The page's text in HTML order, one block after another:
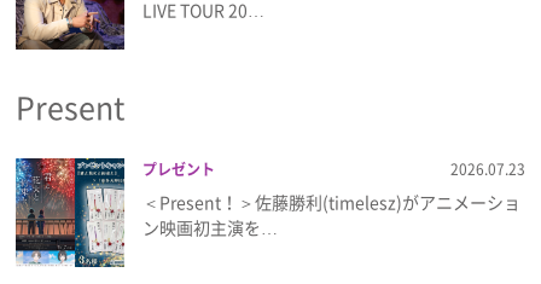
LIVE TOUR 20…
Present
プレゼント 2026.07.23
＜Present！＞佐藤勝利(timelesz)がアニメーショ
ン映画初主演を…